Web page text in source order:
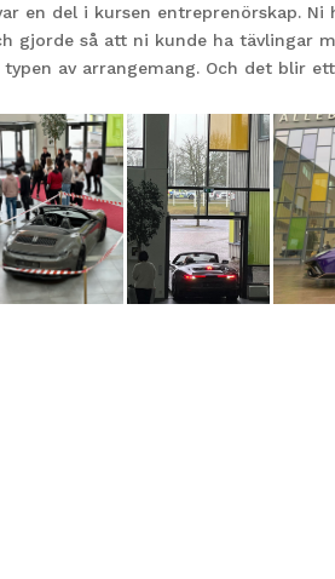
en del i kursen entreprenörskap. Ni
gjorde så att ni kunde ha tävlingar
av arrangemang. Och det blir